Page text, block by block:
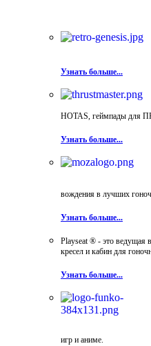
Узнать больше...
HOTAS, геймпады для
Узнать больше...
вождения в лучших
Узнать больше...
Playseat ® - это ведущая
кресел и кабин для
Узнать больше...
игр и аниме.